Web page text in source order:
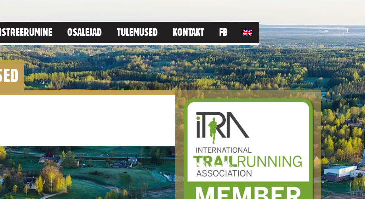
OSALEJAD TULEMUSED KONTAKT FB